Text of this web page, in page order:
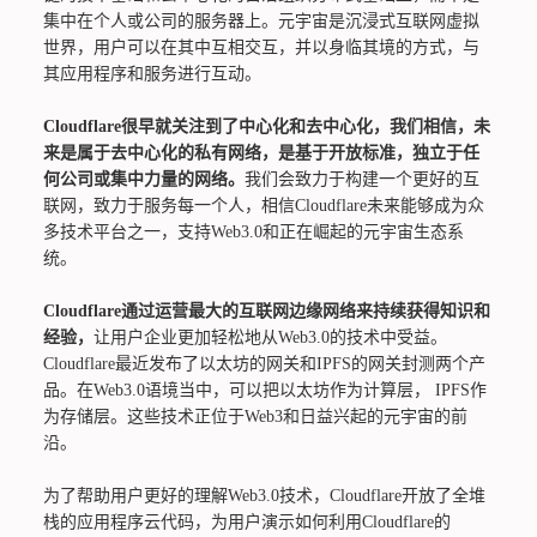
集中在个人或公司的服务器上。元宇宙是沉浸式互联网虚拟
世界，用户可以在其中互相交互，并以身临其境的方式，与
其应用程序和服务进行互动。
Cloudflare很早就关注到了中心化和去中心化，我们相信，未
来是属于去中心化的私有网络，是基于开放标准，独立于任
何公司或集中力量的网络。 我们会致力于构建一个更好的互
联网，致力于服务每一个人，相信Cloudflare未来能够成为众
多技术平台之一，支持Web3.0和正在崛起的元宇宙生态系
统。
Cloudflare通过运营最大的互联网边缘网络来持续获得知识和
经验， 让用户企业更加轻松地从Web3.0的技术中受益。
Cloudflare最近发布了以太坊的网关和IPFS的网关封测两个产
品。在Web3.0语境当中，可以把以太坊作为计算层， IPFS作
为存储层。这些技术正位于Web3和日益兴起的元宇宙的前
沿。
为了帮助用户更好的理解Web3.0技术，Cloudflare开放了全堆
栈的应用程序云代码，为用户演示如何利用Cloudflare的